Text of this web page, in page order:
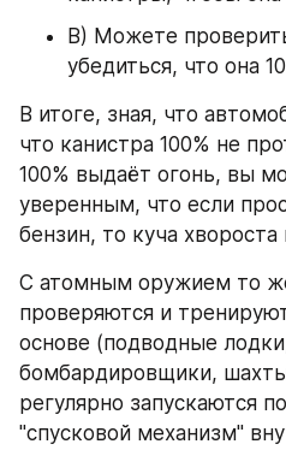
В) Можете
убедиться, что она
В итоге, зная, что
что канистра 100% не
100% выдаёт огонь, вы
уверенным, что если
бензин, то куча
С атомным оружием то
проверяются и
основе (подводные
бомбардировщики,
регулярно запускаются
"спусковой механизм"